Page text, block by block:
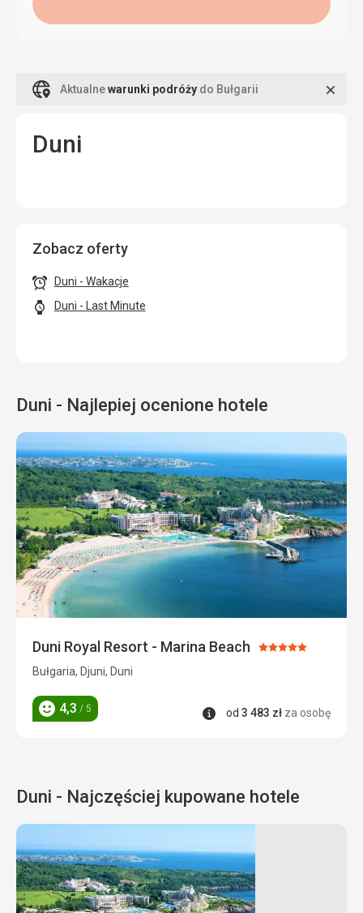
Aktualnewarunki podróży do Bułgarii
Duni
Zobacz oferty
Duni - Wakacje
Duni - Last Minute
Duni - Najlepiej ocenione hotele
Duni Royal Resort - Marina Beach Ocena:
Bułgaria, Djuni, Duni
Ocena
4,3 / 5 Informacje
od 3 483 zł za osobę
Duni - Najczęściej kupowane hotele